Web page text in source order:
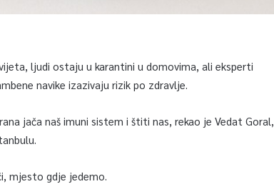
ljudi ostaju u karantini u domovima, ali eksperti
navike izazivaju rizik po zdravlje.
jača naš imuni sistem i štiti nas, rekao je Vedat Goral,
mjesto gdje jedemo.